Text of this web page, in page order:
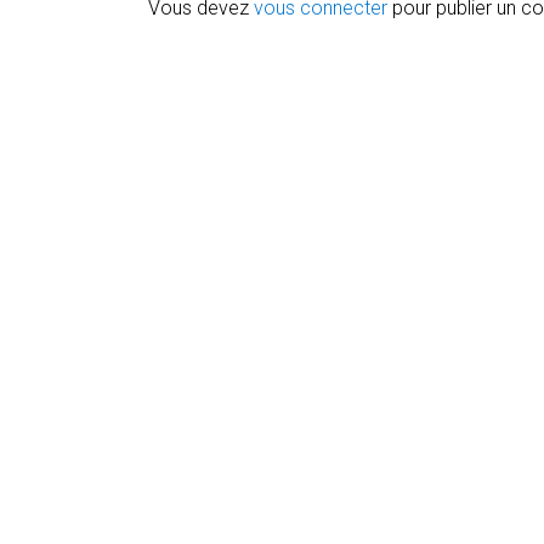
Vous devez vous connecter pour publier un